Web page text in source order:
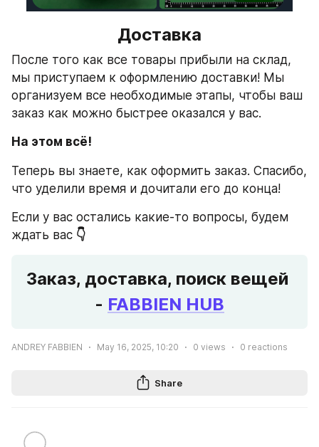
Доставка
После того как все товары прибыли на склад,
мы приступаем к оформлению доставки! Мы
организуем все необходимые этапы, чтобы ваш
заказ как можно быстрее оказался у вас.
На этом всё!
Теперь вы знаете, как оформить заказ. Спасибо,
что уделили время и дочитали его до конца!
Если у вас остались какие-то вопросы, будем
ждать вас 👇
Заказ, доставка, поиск вещей
- FABBIEN HUB
ANDREY FABBIEN May 16, 2025, 10:20 0 views 0 reactions
Share